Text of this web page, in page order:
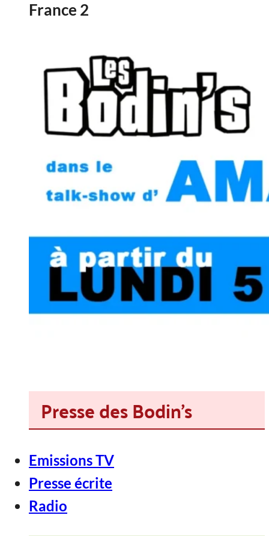
France 2
Presse des Bodin's
Emissions TV
Presse écrite
Radio